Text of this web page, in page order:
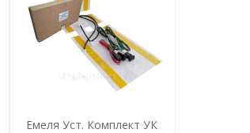
Емеля Уст. Комплект УК